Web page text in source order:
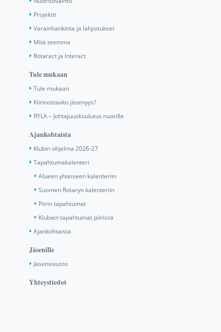
Projektit
Varainhankinta ja lahjoitukset
Mitä teemme
Rotaract ja Interact
Tule mukaan
Tule mukaan
Kiinnostaako jäsenyys?
RYLA – Johtajuuskoulutus nuorille
Ajankohtaista
Klubin ohjelma 2026-27
Tapahtumakalenteri
Alueen yhteiseen kalenteriin
Suomen Rotaryn kalenteriin
Piirin tapahtumat
Klubien tapahtumat piirissä
Ajankohtaista
Jäsenille
Jäsensivusto
Yhteystiedot